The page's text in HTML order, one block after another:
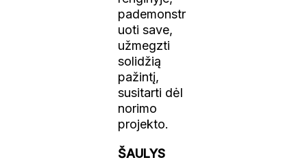
pademonstr
uoti save,
užmegzti
solidžią
pažintį,
susitarti dėl
norimo
projekto.
ŠAULYS